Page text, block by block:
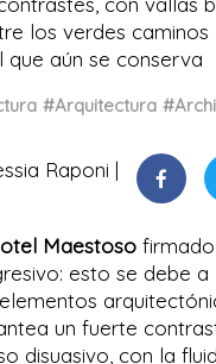
los verdes
que aún se conserva
#Arquitectura
Raponi
Maestoso firmado
esto se debe a
un fuerte
disuasivo, con la